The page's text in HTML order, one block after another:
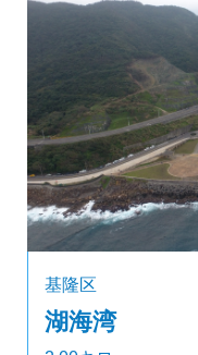
基隆区
湖海湾